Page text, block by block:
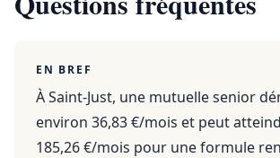
EN BREF
À Saint-Just, une mutuelle senior
environ 36,83 €/mois et peut
185,26 €/mois pour une formule